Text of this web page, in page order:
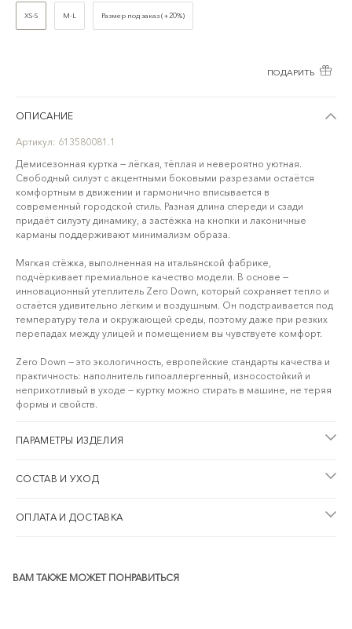
XS-S M-L Размер под заказ (+20%)
ПОДАРИТЬ
ОПИСАНИЕ
Артикул: 613580081.1
Демисезонная куртка — лёгкая, тёплая и невероятно уютная.
Свободный силуэт с акцентными боковыми разрезами остаётся
комфортным в движении и гармонично вписывается в
современный городской стиль. Разная длина спереди и сзади
придаёт силуэту динамику, а застёжка на кнопки и лаконичные
карманы поддерживают минимализм образа.
Мягкая стёжка, выполненная на итальянской фабрике,
подчёркивает премиальное качество модели. В основе —
инновационный утеплитель Zero Down, который сохраняет тепло и
остаётся удивительно лёгким и воздушным. Он подстраивается под
температуру тела и окружающей среды, поэтому даже при резких
перепадах между улицей и помещением вы чувствуете комфорт.
Zero Down — это экологичность, европейские стандарты качества и
практичность: наполнитель гипоаллергенный, износостойкий и
неприхотливый в уходе — куртку можно стирать в машине, не теряя
формы и свойств.
ПАРАМЕТРЫ ИЗДЕЛИЯ
СОСТАВ И УХОД
ОПЛАТА И ДОСТАВКА
ВАМ ТАКЖЕ МОЖЕТ ПОНРАВИТЬСЯ